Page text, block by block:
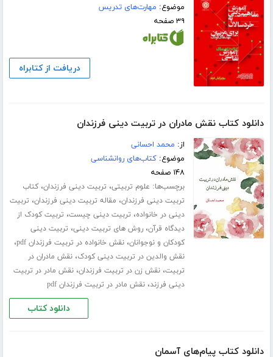
موضوع: مهارت‌های تدریس
۳۹ صفحه
دریافت از کتابراه
دانلود کتاب نقش مادران در تربیت دینی فرزندان
از: محمد احسانی
موضوع:کتاب‌های روانشناسی
۱۴۸ صفحه
برچسب‌ها: علوم تربیتی، تربیت دینی فرزندان،کتاب
تربیت دینی فرزندان، مقاله تربیت دینی فرزندان، تربیت
دینی در خانواده، تربیت دینی چیست، تربیت کودک از
دیدگاه قرآن،روش های تربیت دینی، تربیت دینی
کودکان و نوجوانان،نقش خانواده در تربیت فرزندان pdf ،
نقش والدین در تربیت دینی کودک،نقش مادران در
تربیت،نقش زن در تربیت فرزندان،نقش مادر در تربیت
دینی فرزند،نقش مادر در تربیت فرزندان pdf
دانلود کتاب
دانلود کتاب پیام‌های آسمان